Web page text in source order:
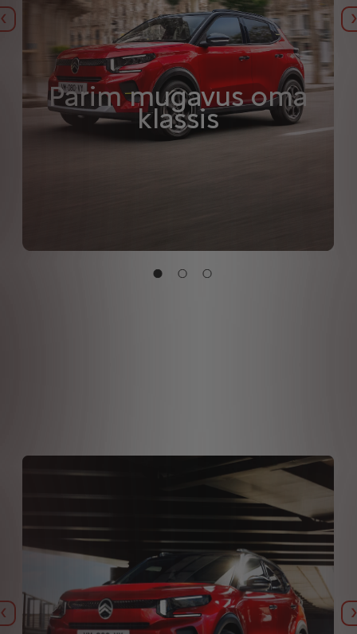
Eelmine
Parim mugavus oma
klassis
Eelmine